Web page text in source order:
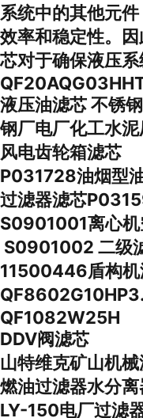
系统中的其他元
效率和稳定性。
芯对于确保液压系
液压油滤芯 不锈
钢厂电厂化工水
风电齿轮箱滤芯
P031728油烟型
过滤器滤芯
S0901001离心机
S0901002 二级
11500446盾构
QF1082W25H
DDV阀滤芯
山特维克矿山机
燃油过滤器水分
LY-150电厂过滤